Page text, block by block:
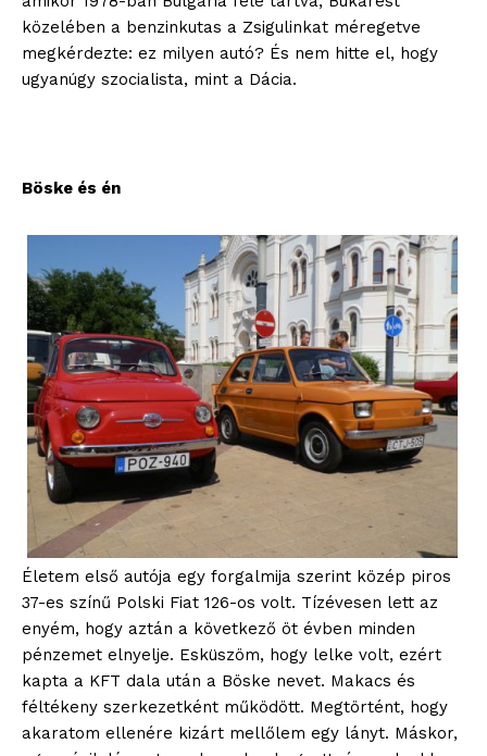
közelében a benzinkutas a Zsigulinkat méregetve
megkérdezte: ez milyen autó? És nem hitte el, hogy
ugyanúgy szocialista, mint a Dácia.
Böske és én
Életem első autója egy forgalmija szerint közép piros
37-es színű Polski Fiat 126-os volt. Tízévesen lett az
enyém, hogy aztán a következő öt évben minden
pénzemet elnyelje. Esküszöm, hogy lelke volt, ezért
kapta a KFT dala után a Böske nevet. Makacs és
féltékeny szerkezetként működött. Megtörtént, hogy
akaratom ellenére kizárt mellőlem egy lányt. Máskor,